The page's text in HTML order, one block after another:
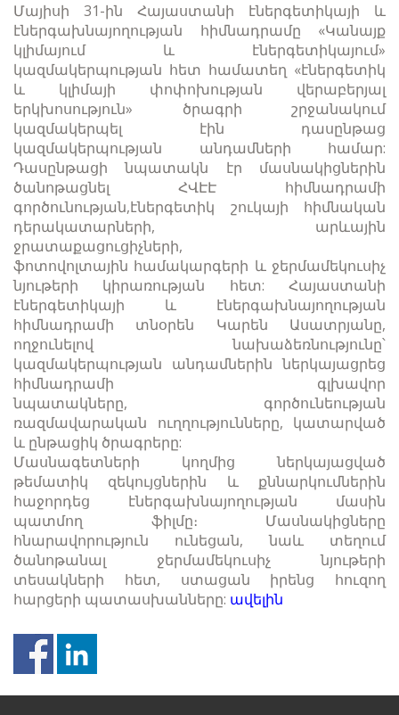
Մայիսի 31-ին Հայաստանի էներգետիկայի և
էներգախնայողության հիմնադրամը «Կանայք
կլիմայում և էներգետիկայում»
կազմակերպության հետ համատեղ «էներգետիկ
և կլիմայի փոփոխության վերաբերյալ
երկխոսություն» ծրագրի շրջանակում
կազմակերպել էին դասընթաց
կազմակերպության անդամների համար:
Դասընթացի նպատակն էր մասնակիցներին
ծանոթացնել ՀՎԷԷ հիմնադրամի
գործունության,էներգետիկ շուկայի հիմնական
դերակատարների, արևային
ջրատաքացուցիչների,
ֆոտովոլտային համակարգերի և ջերմամեկուսիչ
նյութերի կիրառության հետ: Հայաստանի
էներգետիկայի և էներգախնայողության
հիմնադրամի տնօրեն Կարեն Ասատրյանը,
ողջունելով նախաձեռնությունը՝
կազմակերպության անդամներին ներկայացրեց
հիմնադրամի գլխավոր
նպատակները, գործունեության
ռազմավարական ուղղությունները, կատարված
և ընթացիկ ծրագրերը:
Մասնագետների կողմից ներկայացված
թեմատիկ զեկույցներին և քննարկումներին
հաջորդեց էներգախնայողության մասին
պատմող ֆիլմը։ Մասնակիցները
հնարավորություն ունեցան, նաև տեղում
ծանոթանալ ջերմամեկուսիչ նյութերի
տեսակների հետ, ստացան իրենց հուզող
հարցերի պատասխանները: ավելին